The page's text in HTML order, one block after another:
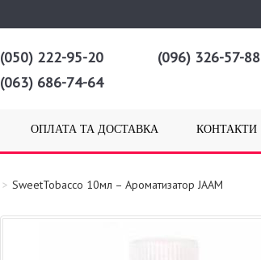
(050) 222-95-20
(063) 686-74-64
(096) 326-57-88
ОПЛАТА ТА ДОСТАВКА КОНТАКТИ
SweetTobacco 10мл – Ароматизатор JAAM